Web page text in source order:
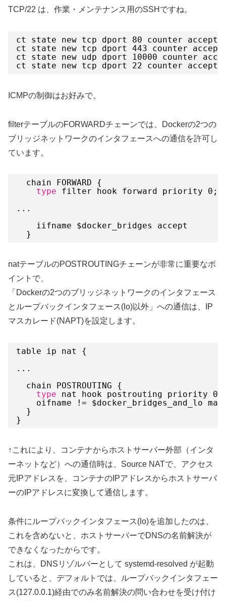
TCP/22 は、作業・メンテナンス用のSSHですね。
ct state new tcp dport 80 counter accept
ct state new tcp dport 443 counter accept
ct state new udp dport 10000 counter
ct state new tcp dport 22 counter accept
ICMPの制御はお好みで。
filterテーブルのFORWARDチェーンでは、Dockerの2つの
ブリッジネットワークのインタフェースへの通信を許可し
ています。
chain FORWARD {
type
filter hook forward priority 0;
...
iifname $docker_bridges accept
}
natテーブルのPOSTROUTINGチェーンが非常に重要なポ
イントで、
「Dockerの2つのブリッジネットワークのインタフェース
とループバックインタフェース(lo)以外」への通信は、IP
マスカレード(NAPT)を設定します。
table ip nat {
...
chain POSTROUTING {
type
nat hook postrouting priority 0
oifname != $docker_bridges_and_lo
}
}
↑これにより、コンテナからホストサーバー外部（インタ
ーネットなど）への通信時は、Source NATで、アクセス
元IPアドレスを、コンテナのIPアドレスからホストサーバ
ーのIPアドレスに変換して通信します。
条件にループバックインタフェース(lo)を追加したのは、
これを含めないと、ホストサーバーでDNSの名前解決が
できなくなったからです。
これは、DNSリゾルバーとして systemd-resolved が起動
していると、デフォルトでは、ループバックインタフェー
ス(127.0.0.1)経由でのみ名前解決の問い合わせを受け付け